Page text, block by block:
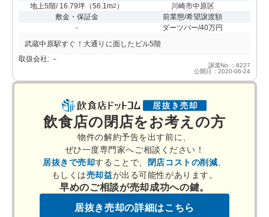
地上5階/ 16.79坪（56.1m2 ）
川崎市中原区
敷金・保証金
-
前業態/希望譲渡額
ダーツバー/40万円
武蔵中原駅すぐ！大通りに面したビル5階
取扱会社: －
譲渡No.：8227
公開日：2020-06-24
飲食店の閉店をお考えの方
物件の解約予告を出す前に、
ぜひ一度専門家へご相談ください！
居抜きで売却することで、 閉店コストの削減
もしくは売却益が出る可能性があります。
早めのご相談が売却成功への鍵。
居抜き売却の詳細はこちら